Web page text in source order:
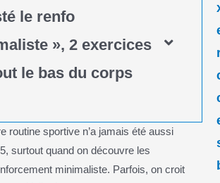
le renfo
», 2 exercices
le bas du corps
routine sportive n’a jamais été aussi
surtout quand on découvre les
minimaliste. Parfois, on croit